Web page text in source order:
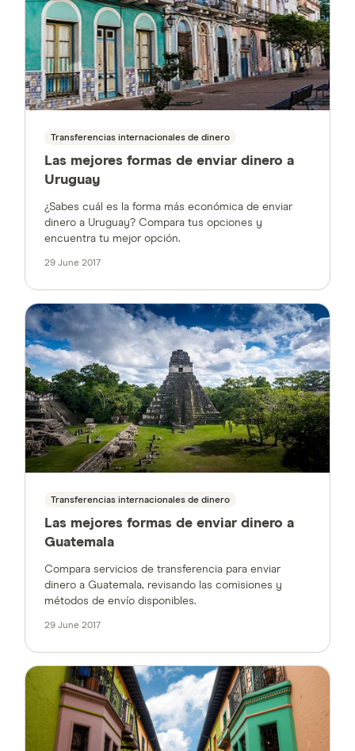
Transferencias internacionales de dinero
Las mejores formas de enviar dinero a
Uruguay
¿Sabes cuál es la forma más económica de enviar
dinero a Uruguay? Compara tus opciones y
encuentra tu mejor opción.
29 June 2017
Transferencias internacionales de dinero
Las mejores formas de enviar dinero a
Guatemala
Compara servicios de transferencia para enviar
dinero a Guatemala, revisando las comisiones y
métodos de envío disponibles.
29 June 2017